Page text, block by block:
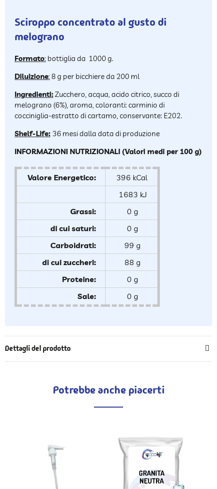
Sciroppo concentrato al gusto di
melograno
Formato: bottiglia da 1000 g.
Diluizione: 8 g per bicchiere da 200 ml
Ingredienti:Zucchero, acqua, acido citrico, succo di
melograno (6%), aroma, coloranti: carminio di
cocciniglia-estratto di cartamo, conservante: E202.
Shelf-Life: 36 mesi dalla data di produzione
INFORMAZIONI NUTRIZIONALI (Valori medi per 100 g)
Valore Energetico:
396 kCal
1683 kJ
Grassi:
0 g
di cui saturi:
0 g
Carboidrati:
99 g
di cui zuccheri:
88 g
Proteine:
0 g
Sale:
0 g
Dettagli del prodotto
Potrebbe anche piacerti